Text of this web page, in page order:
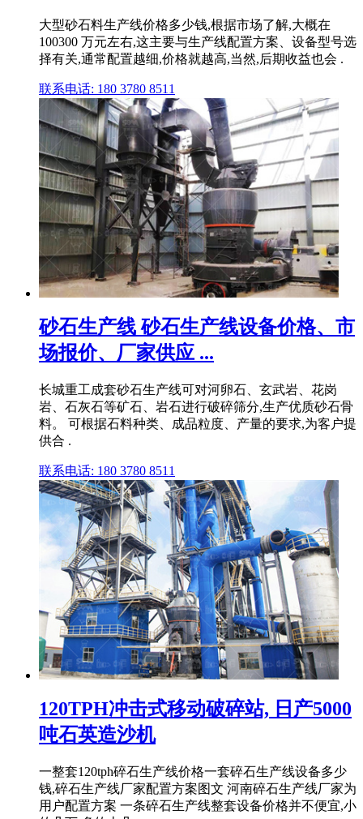
大型砂石料生产线价格多少钱,根据市场了解,大概在
100300 万元左右,这主要与生产线配置方案、设备型号选
择有关,通常配置越细,价格就越高,当然,后期收益也会 .
联系电话: 180 3780 8511
砂石生产线 砂石生产线设备价格、市
场报价、厂家供应 ...
长城重工成套砂石生产线可对河卵石、玄武岩、花岗
岩、石灰石等矿石、岩石进行破碎筛分,生产优质砂石骨
料。 可根据石料种类、成品粒度、产量的要求,为客户提
供合 .
联系电话: 180 3780 8511
120TPH冲击式移动破碎站, 日产5000
吨石英造沙机
一整套120tph碎石生产线价格一套碎石生产线设备多少
钱,碎石生产线厂家配置方案图文 河南碎石生产线厂家为
用户配置方案 一条碎石生产线整套设备价格并不便宜,小